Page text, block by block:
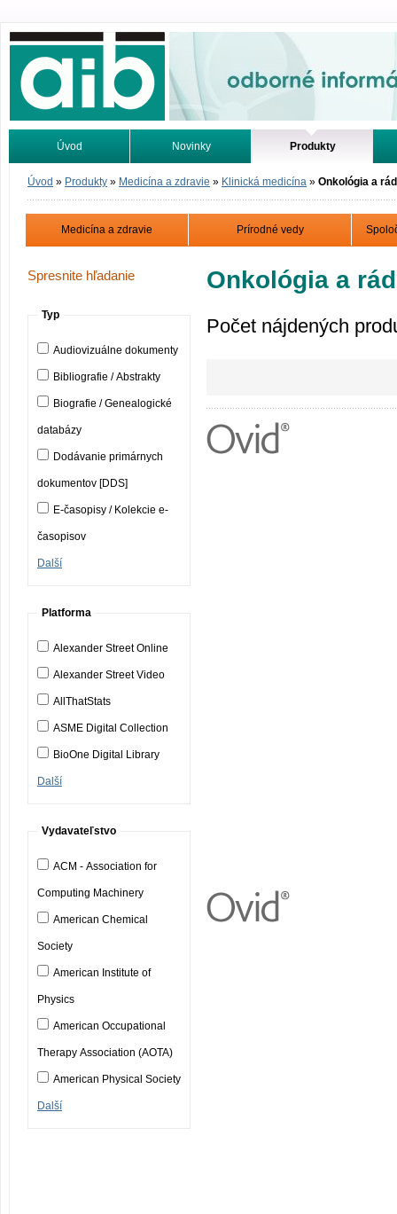
Odborné informácie. Online.
Úvod Novinky Produkty
Vyhľadávanie Tutoriály
Úvod » Produkty » Medicína a zdravie » Klinická medicína » Onkológia a
Medicína a zdravie Prírodné vedy
Spresnite hľadanie
Typ
Audiovizuálne dokumenty
Bibliografie / Abstrakty
Biografie / Genealogické
databázy
Dodávanie primárnych
dokumentov [DDS]
E-časopisy / Kolekcie e-
časopisov
Další
Platforma
Alexander Street Online
Alexander Street Video
AllThatStats
ASME Digital Collection
BioOne Digital Library
Další
Vydavateľstvo
ACM - Association for
Computing Machinery
American Chemical
Society
American Institute of
Physics
American Occupational
Therapy Association (AOTA)
American Physical Society
Další
Onkológia a
Počet nájdených